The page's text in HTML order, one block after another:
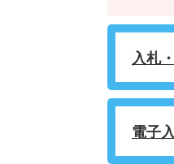
入札
電子